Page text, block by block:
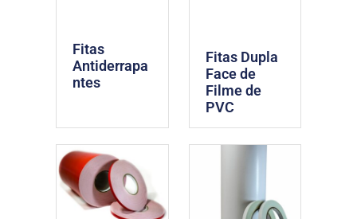
Fitas
Antiderrapa
ntes
Fitas Dupla
Face de
Filme de
PVC